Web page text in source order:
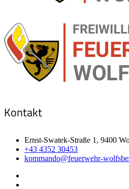
Kontakt
Ernst-Swatek-Straße 1, 9400
+43 4352 30453
kommando@feuerwehr-